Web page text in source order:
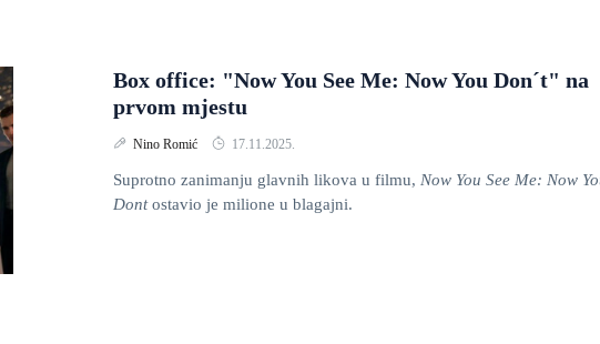
Box office: "Now You See Me: Now You Don´t" na
prvom mjestu
Nino Romić 17.11.2025.
Suprotno zanimanju glavnih likova u filmu, Now You See Me: Now
Dontostavio je milione u blagajni.